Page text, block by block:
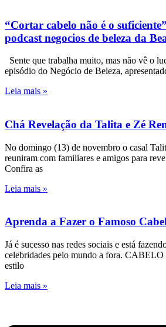
“Cortar cabelo não é o
podcast negocios de beleza da
Sente que trabalha muito, mas não vê o
episódio do Negócio de Beleza,
Leia mais »
Chá Revelação da Talita e Zé
No domingo (13) de novembro o casal
reuniram com familiares e amigos para
Confira as
Leia mais »
Aprenda a Fazer o Famoso
Já é sucesso nas redes sociais e está
celebridades pelo mundo a fora.
estilo
Leia mais »